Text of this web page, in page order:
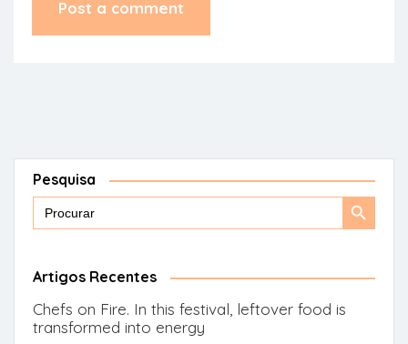
Pesquisa
Search
Search
Artigos Recentes
Chefs on Fire. In this festival, leftover food is
transformed into energy